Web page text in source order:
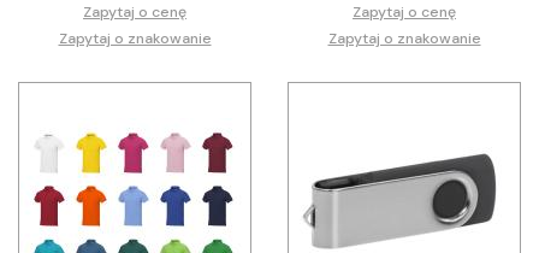
Zapytaj o cenę
Zapytaj o znakowanie
Zapytaj o cenę
Zapytaj o znakowanie